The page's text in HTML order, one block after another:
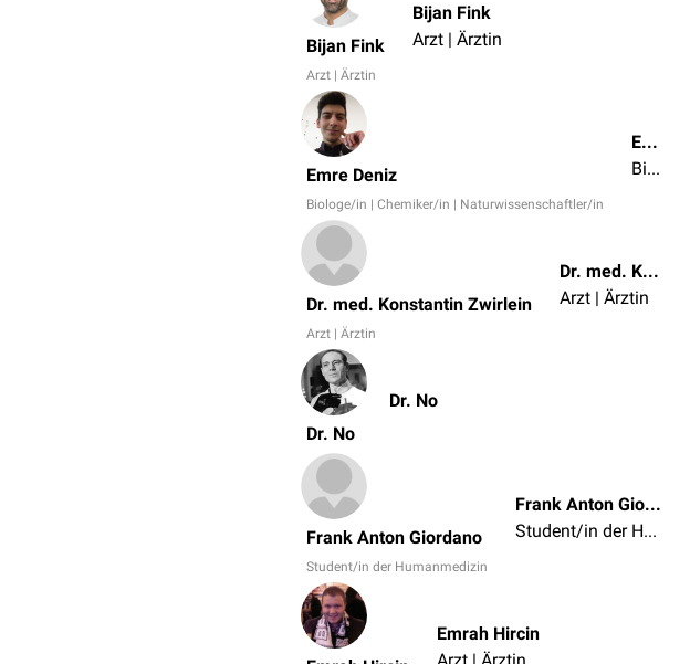
Bijan Fink
Arzt | Ärztin
Bijan Fink
Arzt | Ärztin
Emre Deniz
Biologe/in | Chemiker/in | Naturwissenschaftler/in
Emre Deniz
Biologe/in | Chemiker/in | Naturwissenschaftler/in
Dr. med. Konstantin Zwirlein
Arzt | Ärztin
Dr. med. Konstantin Zwirlein
Arzt | Ärztin
Dr. No
Dr. No
Frank Anton Giordano
Student/in der Humanmedizin
Frank Anton Giordano
Student/in der Humanmedizin
Emrah Hircin
Arzt | Ärztin